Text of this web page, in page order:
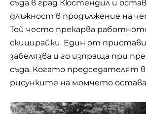
съда в град Кюстендил и
длъжност в продължение на
Той често прекарва
скицирайки. Един от
забелязва и го изпраща при
съда. Когато председателят
рисунките на момчето